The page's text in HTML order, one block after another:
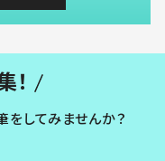
！
をしてみませんか？